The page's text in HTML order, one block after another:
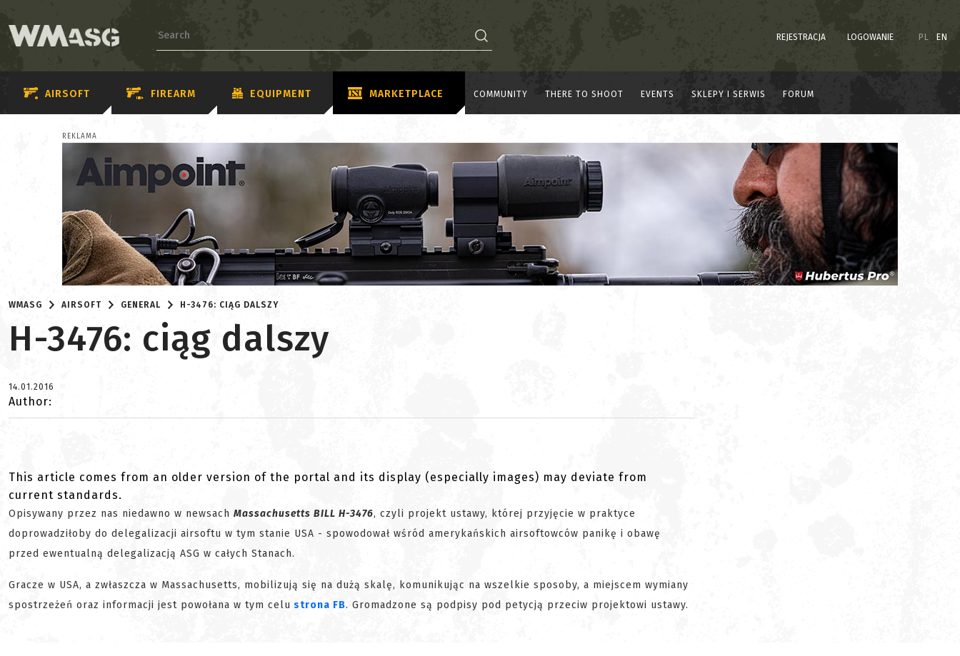
REJESTRACJA LOGOWANIE PL EN
AIRSOFT FIREARM EQUIPMENT MARKETPLACE COMMUNITY THERE TO SHOOT EVENTS SKLEPY I SERWIS FORUM
REKLAMA
WMASG AIRSOFT GENERAL H-3476: CIĄG DALSZY
H-3476: ciąg dalszy
14.01.2016
Author:
This article comes from an older version of the portal and its display (especially images) may deviate from
current standards.
Opisywany przez nas niedawno w newsach Massachusetts BILL H-3476, czyli projekt ustawy, której przyjęcie w praktyce
doprowadziłoby do delegalizacji airsoftu w tym stanie USA - spowodował wśród amerykańskich airsoftowców panikę i obawę
przed ewentualną delegalizacją ASG w całych Stanach.
Gracze w USA, a zwłaszcza w Massachusetts, mobilizują się na dużą skalę, komunikując na wszelkie sposoby, a miejscem wymiany
spostrzeżeń oraz informacji jest powołana w tym celu strona FB. Gromadzone są podpisy pod petycją przeciw projektowi ustawy.